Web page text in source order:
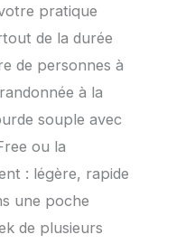
pratique
de la durée
de personnes à
à la
souple avec
ou la
: légère, rapide
une poche
de plusieurs